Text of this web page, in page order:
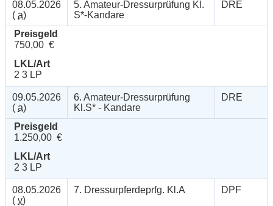
08.05.2026
( a)
5. Amateur-Dressurprüfung Kl.
S*-Kandare
DRE
Preisgeld
750,00 €
LKL/Art
2 3 LP
09.05.2026
( a)
6. Amateur-Dressurprüfung
Kl.S* - Kandare
DRE
Preisgeld
1.250,00 €
LKL/Art
2 3 LP
08.05.2026
( v)
7. Dressurpferdeprfg. Kl.A DPF